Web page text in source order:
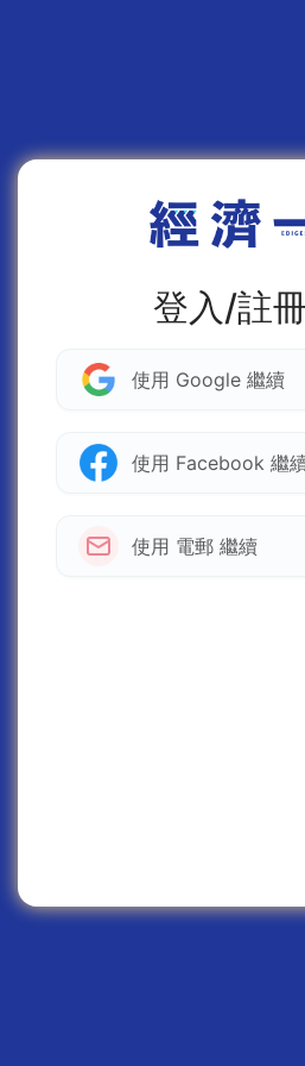
登入/註
使用 Google 繼續
使用 Facebook 繼
使用 電郵 繼續